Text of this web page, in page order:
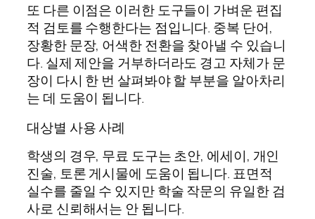
또 다른 이점은 이러한 도구들이 가벼운 편집
적 검토를 수행한다는 점입니다. 중복 단어,
장황한 문장, 어색한 전환을 찾아낼 수 있습니
다. 실제 제안을 거부하더라도 경고 자체가 문
장이 다시 한 번 살펴봐야 할 부분을 알아차리
는 데 도움이 됩니다.
대상별 사용 사례
학생의 경우, 무료 도구는 초안, 에세이, 개인
진술, 토론 게시물에 도움이 됩니다. 표면적
실수를 줄일 수 있지만 학술 작문의 유일한 검
사로 신뢰해서는 안 됩니다.